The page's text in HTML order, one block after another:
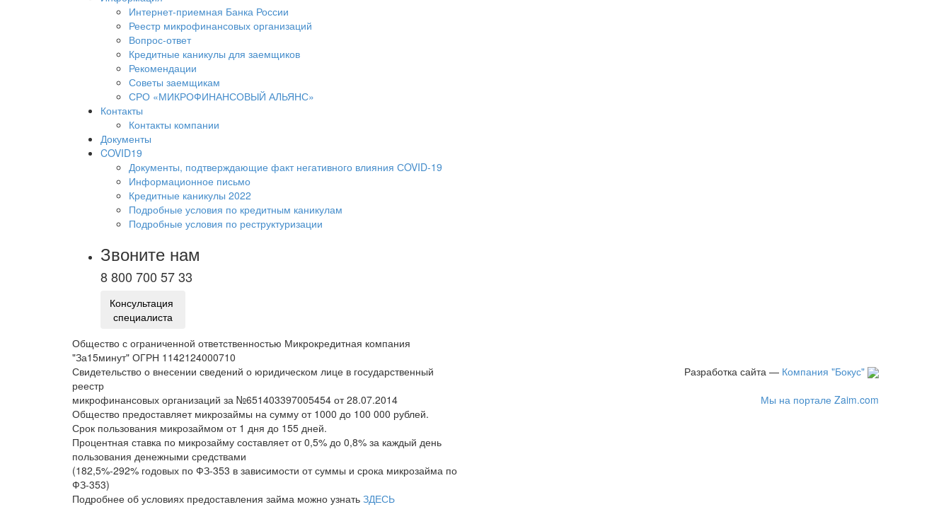
Интернет-приемная Банка России
Реестр микрофинансовых организаций
Вопрос-ответ
Кредитные каникулы для заемщиков
Рекомендации
Советы заемщикам
СРО «МИКРОФИНАНСОВЫЙ АЛЬЯНС»
Контакты
Контакты компании
Документы
COVID19
Документы, подтверждающие факт негативного влияния СOVID-19
Информационное письмо
Кредитные каникулы 2022
Подробные условия по кредитным каникулам
Подробные условия по реструктуризации
Звоните нам
8 800 700 57 33
Консультация
специалиста
Общество с ограниченной ответственностью Микрокредитная компания
"За15минут" ОГРН 1142124000710
Свидетельство о внесении сведений о юридическом лице в государственный
реестр
микрофинансовых организаций за №651403397005454 от 28.07.2014
Общество предоставляет микрозаймы на сумму от 1000 до 100 000 рублей.
Срок пользования микрозаймом от 1 дня до 155 дней.
Процентная ставка по микрозайму составляет от 0,5% до 0,8% за каждый день
пользования денежными средствами
(182,5%-292% годовых по ФЗ-353 в зависимости от суммы и срока микрозайма по
ФЗ-353)
Подробнее об условиях предоставления займа можно узнать ЗДЕСЬ
Разработка сайта — Компания "Бокус"
Мы на портале Zaim.com